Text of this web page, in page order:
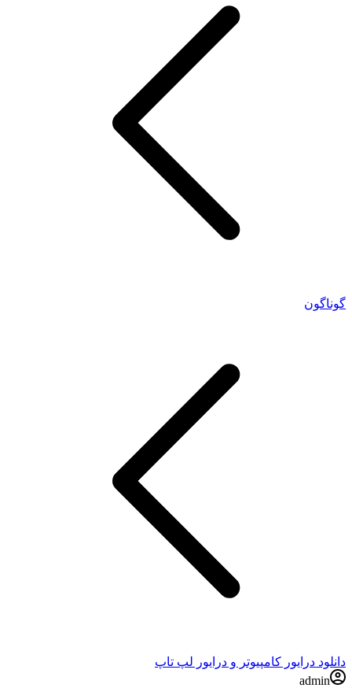
کامپیوتر و درایور لپ تاپ